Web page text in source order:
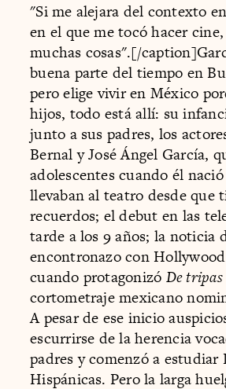
"Si me alejara del contexto
en el que me tocó hacer
muchas cosas".[/
buena parte del tiempo en
pero elige vivir en México
hijos, todo está allí: su
junto a sus padres, los
Bernal y José Ángel García,
adolescentes cuando él
llevaban al teatro desde que
recuerdos; el debut en las
tarde a los 9 años; la noticia
encontronazo con Hollywood
cuando protagonizó De
cortometraje mexicano
A pesar de ese inicio
escurrirse de la herencia
padres y comenzó a estudiar
Hispánicas. Pero la larga